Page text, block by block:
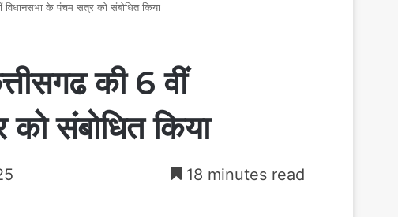
विधानसभा के पंचम सत्र को संबोधित किया
की 6 वीं
संबोधित किया
18 minutes read